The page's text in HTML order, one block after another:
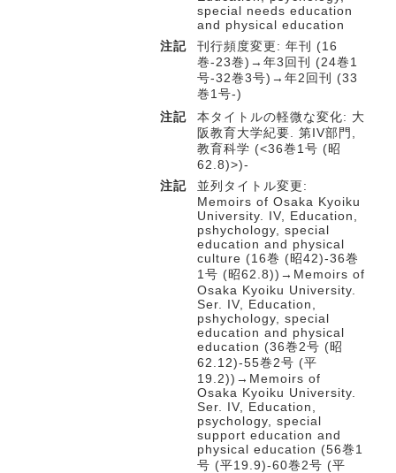
special needs education
and physical education
注記
刊行頻度変更: 年刊 (16
巻-23巻)→年3回刊 (24巻1
号-32巻3号)→年2回刊 (33
巻1号-)
注記
本タイトルの軽微な変化: 大
阪教育大学紀要. 第IV部門,
教育科学 (<36巻1号 (昭
62.8)>)-
注記
並列タイトル変更:
Memoirs of Osaka Kyoiku
University. IV, Education,
pshychology, special
education and physical
culture (16巻 (昭42)-36巻
1号 (昭62.8))→Memoirs of
Osaka Kyoiku University.
Ser. IV, Education,
pshychology, special
education and physical
education (36巻2号 (昭
62.12)-55巻2号 (平
19.2))→Memoirs of
Osaka Kyoiku University.
Ser. IV, Education,
psychology, special
support education and
physical education (56巻1
号 (平19.9)-60巻2号 (平